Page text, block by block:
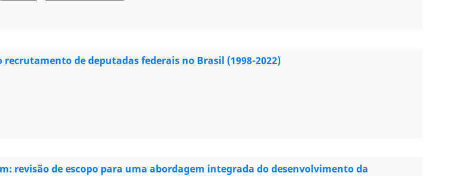
de deputadas federais no Brasil (1998-2022)
revisão de escopo para uma abordagem integrada do desenvolvimento da